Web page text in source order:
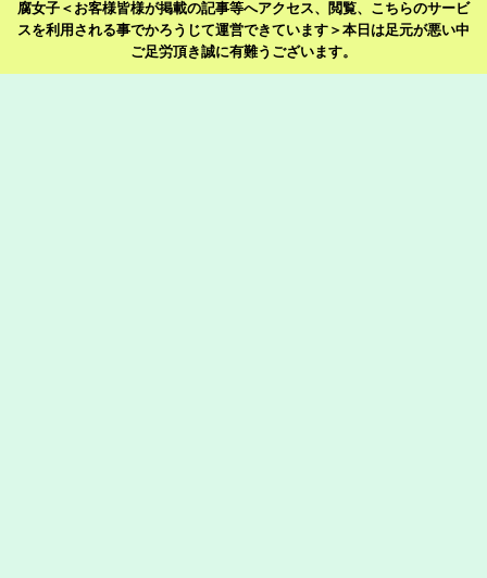
腐女子＜お客様皆様が掲載の記事等へアクセス、閲覧、こちらのサービ
スを利用される事でかろうじて運営できています＞本日は足元が悪い中
ご足労頂き誠に有難うございます。